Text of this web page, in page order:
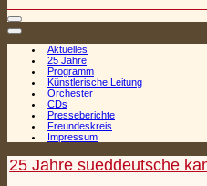
Navigationsmenü
Navigationsmenü
Aktuelles
25 Jahre
Programm
Künstlerische Leitung
Orchester
CDs
Presseberichte
Freundeskreis
Impressum
25 Jahre sueddeutsche